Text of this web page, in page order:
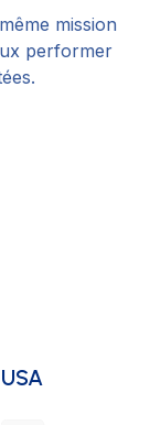
mission
performer
USA